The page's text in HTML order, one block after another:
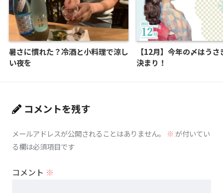
暑さに慣れた？冷酒と小料理で涼し
い夜を
【12月】今年の〆はう
決まり！
コメントを残す
メールアドレスが公開されることはありません。 ※が付いてい
る欄は必須項目です
コメント ※